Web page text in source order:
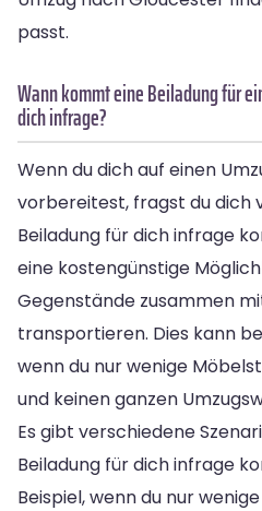
passt.
Wann kommt eine Beiladung für
dich infrage?
Wenn du dich auf einen
vorbereitest, fragst du dich
Beiladung für dich infrage
eine kostengünstige
Gegenstände zusammen
transportieren. Dies kann
wenn du nur wenige
und keinen ganzen
Es gibt verschiedene
Beiladung für dich infrage
Beispiel, wenn du nur